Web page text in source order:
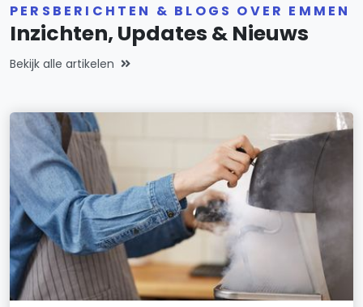
PERSBERICHTEN & BLOGS OVER EMMEN
Inzichten, Updates & Nieuws
Bekijk alle artikelen